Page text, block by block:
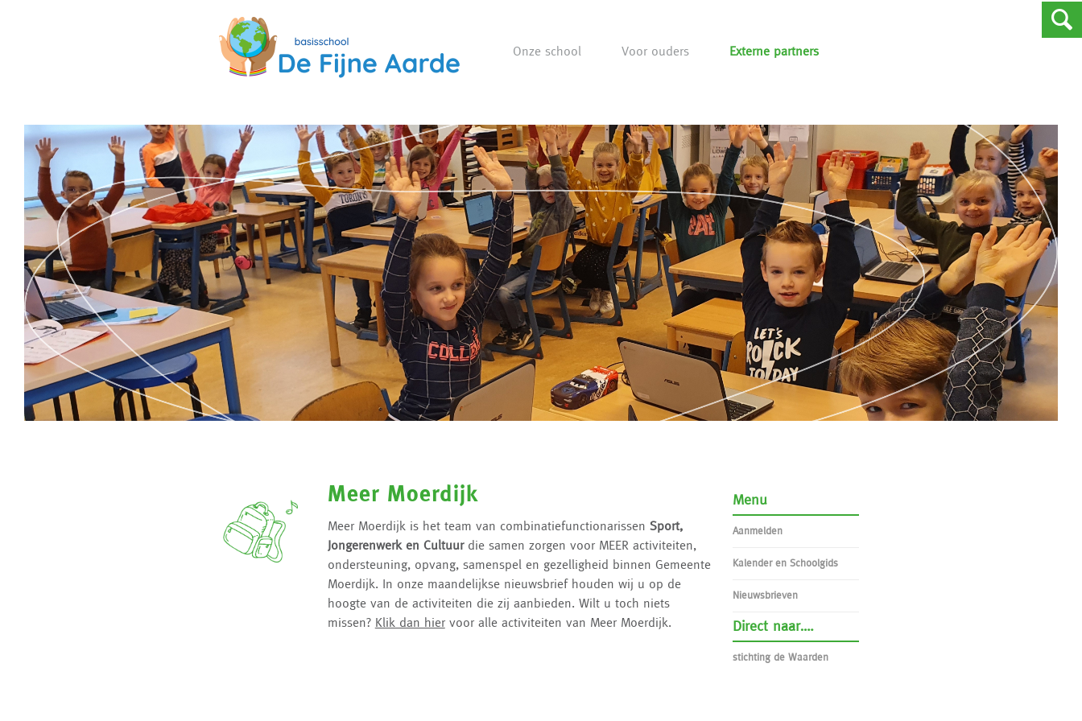
Onze school Voor ouders Externe partners
Meer Moerdijk
Meer Moerdijk is het team van combinatiefunctionarissen Sport,
Jongerenwerk en Cultuurdie samen zorgen voor MEER activiteiten,
ondersteuning, opvang, samenspel en gezelligheid binnen Gemeente
Moerdijk. In onze maandelijkse nieuwsbrief houden wij u op de
hoogte van de activiteiten die zij aanbieden. Wilt u toch niets
missen? Klik dan hiervoor alle activiteiten van Meer Moerdijk.
Menu
Aanmelden
Kalender en Schoolgids
Nieuwsbrieven
Direct naar….
stichting de Waarden